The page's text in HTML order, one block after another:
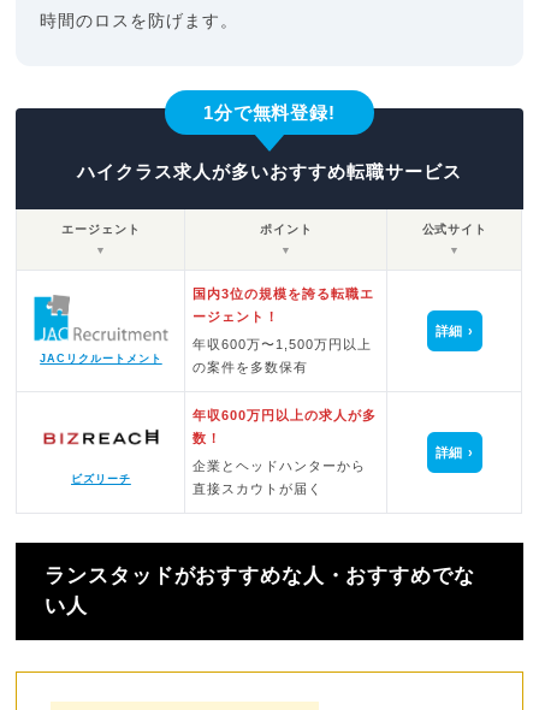
時間のロスを防げます。
1分で無料登録!
ハイクラス求人が多いおすすめ転職サービス
エージェント
▼
ポイント
▼
公式サイト
▼
JACリクルートメント
国内3位の規模を誇る転職エ
ージェント！
年収600万〜1,500万円以上
の案件を多数保有
詳細
ビズリーチ
年収600万円以上の求人が多
数！
企業とヘッドハンターから
直接スカウトが届く
詳細
ランスタッドがおすすめな人・おすすめでな
い人